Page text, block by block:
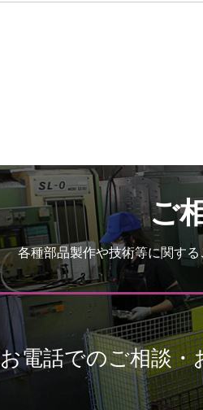
ご
各種部品製作や技術等に関す
お電話でのご相談・